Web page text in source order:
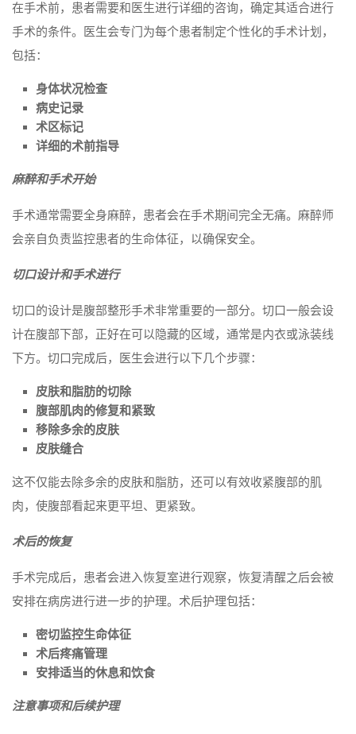
在手术前，患者需要和医生进行详细的咨询，确定其适合进行
手术的条件。医生会专门为每个患者制定个性化的手术计划，
包括：
身体状况检查
病史记录
术区标记
详细的术前指导
麻醉和手术开始
手术通常需要全身麻醉，患者会在手术期间完全无痛。麻醉师
会亲自负责监控患者的生命体征，以确保安全。
切口设计和手术进行
切口的设计是腹部整形手术非常重要的一部分。切口一般会设
计在腹部下部，正好在可以隐藏的区域，通常是内衣或泳装线
下方。切口完成后，医生会进行以下几个步骤：
皮肤和脂肪的切除
腹部肌肉的修复和紧致
移除多余的皮肤
皮肤缝合
这不仅能去除多余的皮肤和脂肪，还可以有效收紧腹部的肌
肉，使腹部看起来更平坦、更紧致。
术后的恢复
手术完成后，患者会进入恢复室进行观察，恢复清醒之后会被
安排在病房进行进一步的护理。术后护理包括：
密切监控生命体征
术后疼痛管理
安排适当的休息和饮食
注意事项和后续护理